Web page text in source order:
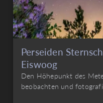
Perseiden
Eiswoog
Den Höhepunkt des
beobachten und